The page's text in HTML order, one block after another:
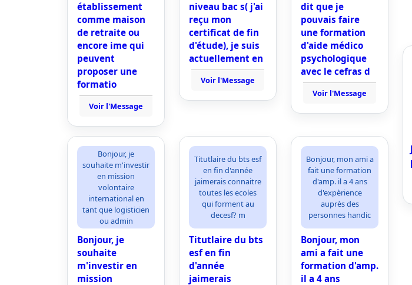
établissement
comme maison
de retraite ou
encore ime qui
peuvent
proposer une
formatio
Voir l'Message
niveau bac s( j'ai
reçu mon
certificat de fin
d'étude), je suis
actuellement en
Voir l'Message
dit que je
pouvais faire
une formation
d'aide médico
psychologique
avec le cefras d
Voir l'Message
Bonjour, je
souhaite m'investir
en mission
volontaire
international en
tant que logisticien
ou admin
Bonjour, je
souhaite
m'investir en
mission
Titutlaire du bts esf
en fin d'année
jaimerais connaitre
toutes les ecoles
qui forment au
decesf? m
Titutlaire du bts
esf en fin
d'année
jaimerais
Bonjour, mon ami a
fait une formation
d'amp. il a 4 ans
d'expèrience
auprès des
personnes handic
Bonjour, mon
ami a fait une
formation d'amp.
il a 4 ans